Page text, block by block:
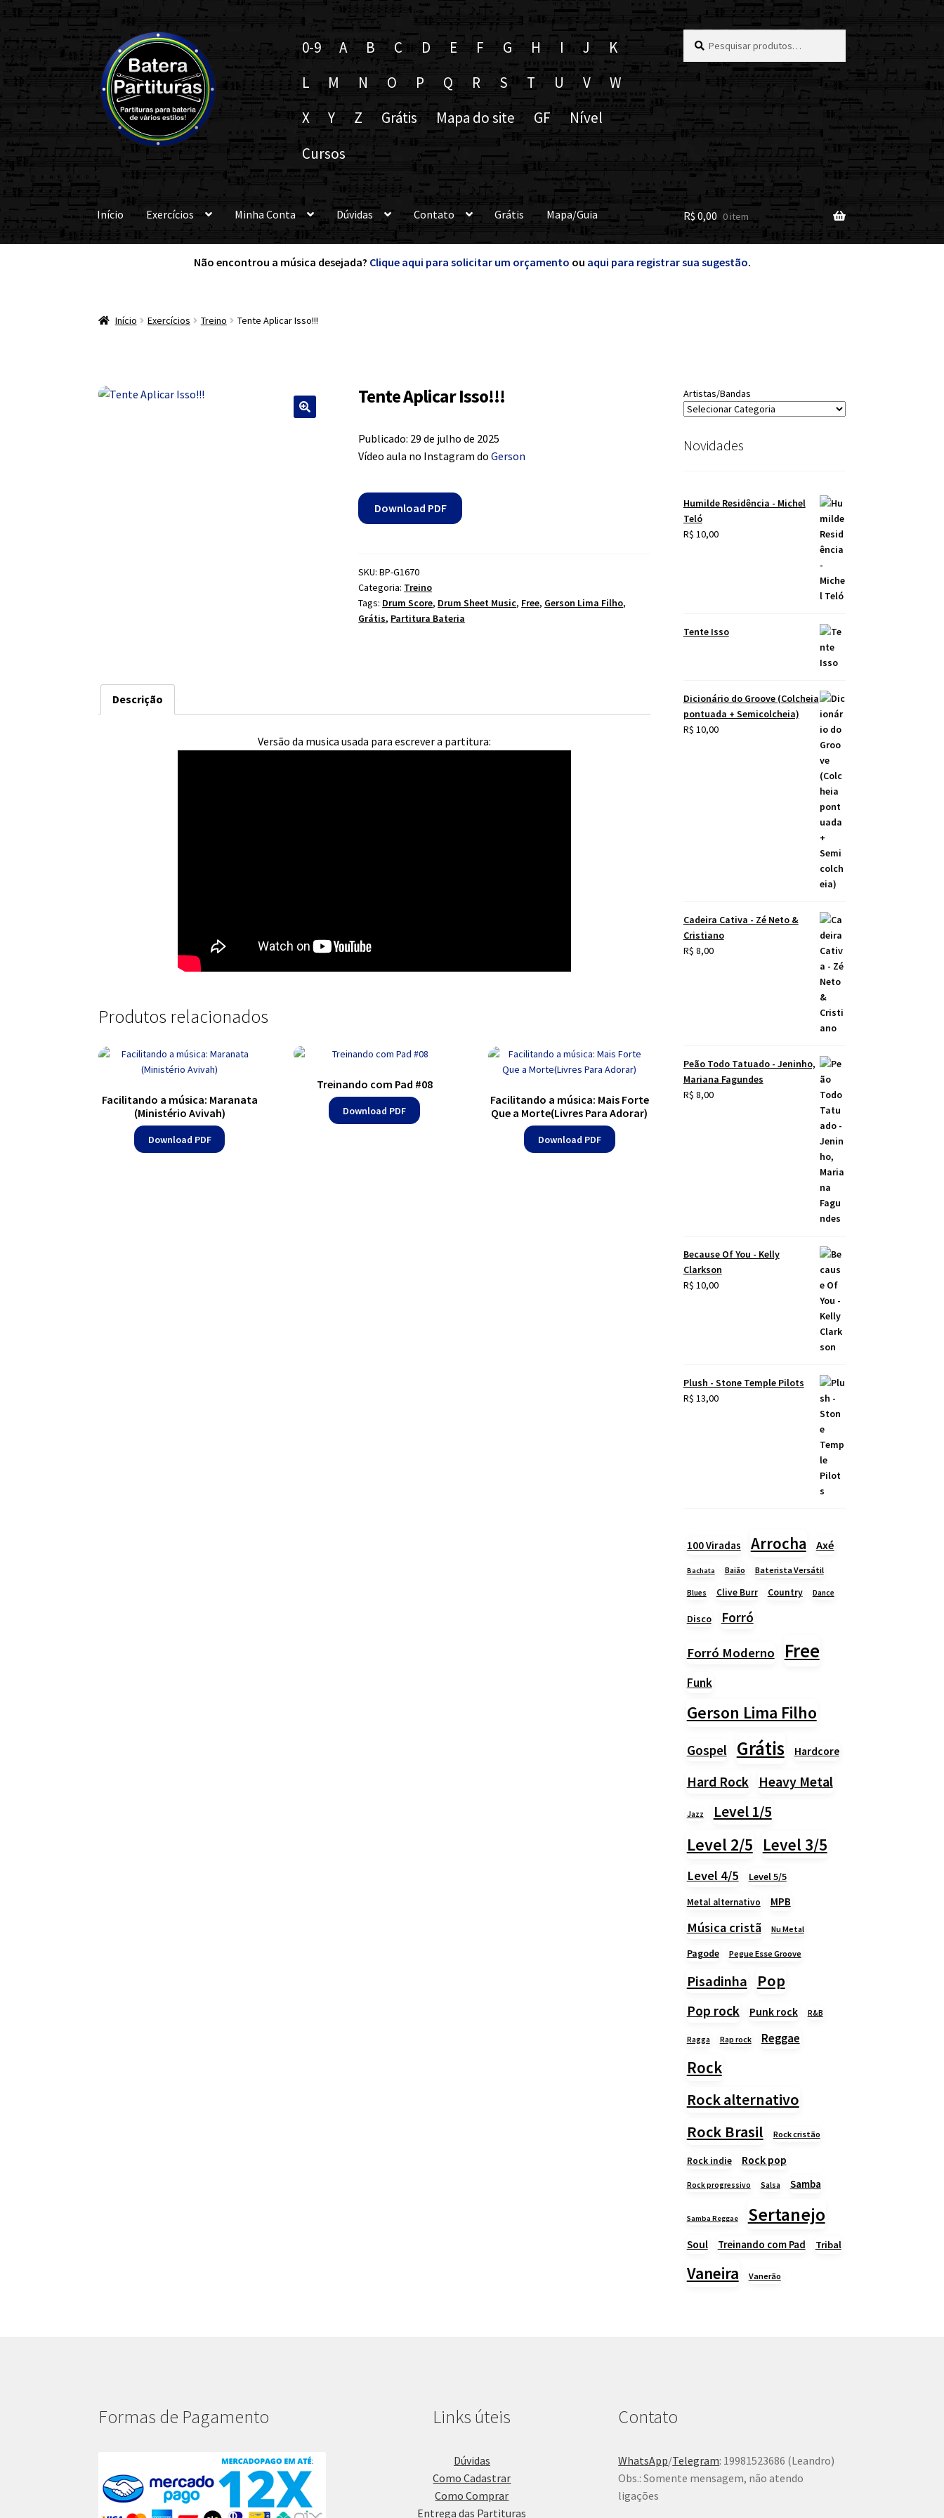
Pular
para
navegação
Pular
para
o
conteúdo
0-9 A B C D E F G H I J
K
L
M N O P Q R S T U V
W
X
Y Z Grátis Mapa do site GF
Nível
Cursos
por:
Início Exercícios Minha Conta Dúvidas Contato Grátis Mapa/Guia R$ 0,00 0 item
Não encontrou a música desejada? Clique aqui para solicitar um orçamento ou aqui para registrar sua sugestão.
Início Exercícios Treino Tente Aplicar Isso!!!
Tente Aplicar Isso!!!
Publicado: 29 de julho de 2025
Vídeo aula no Instagram doGerson
Download PDF
SKU:BP-G1670
Categoria: Treino
Tags: Drum Score, Drum Sheet Music, Free, Gerson Lima Filho,
Grátis, Partitura Bateria
Descrição
Versão da musica usada para escrever a partitura:
Produtos relacionados
Facilitando a música: Maranata
(Ministério Avivah)
Download PDF
Treinando com Pad #08
Download PDF
Facilitando a música: Mais Forte
Que a Morte(Livres Para Adorar)
Download PDF
Artistas/Bandas
Novidades
Humilde Residência - Michel
Teló
R$ 10,00
Tente Isso
Dicionário do Groove (Colcheia
pontuada + Semicolcheia)
R$ 10,00
Cadeira Cativa - Zé Neto &
Cristiano
R$ 8,00
Peão Todo Tatuado - Jeninho,
Mariana Fagundes
R$ 8,00
Because Of You - Kelly
Clarkson
R$ 10,00
Plush - Stone Temple Pilots
R$ 13,00
100 Viradas Arrocha Axé
Bachata Baião Baterista Versátil
Blues Clive Burr Country Dance
Disco Forró
Forró Moderno Free
Funk
Gerson Lima Filho
Gospel Grátis Hardcore
Hard Rock Heavy Metal
Jazz Level 1/5
Level 2/5 Level 3/5
Level 4/5 Level 5/5
Metal alternativo MPB
Música cristã Nu Metal
Pagode Pegue Esse Groove
Pisadinha Pop
Pop rock Punk rock R&B
Ragga Rap rock Reggae
Rock
Rock alternativo
Rock Brasil
Rock cristão
Rock indie Rock pop
Rock progressivo Salsa Samba
Samba Reggae Sertanejo
Soul Treinando com Pad Tribal
Vaneira Vanerão
Formas de Pagamento Links úteis
Dúvidas
Como Cadastrar
Como Comprar
Entrega das Partituras
Contato
WhatsApp/Telegram: 19981523686 (Leandro)
Obs.: Somente mensagem, não atendo
ligações